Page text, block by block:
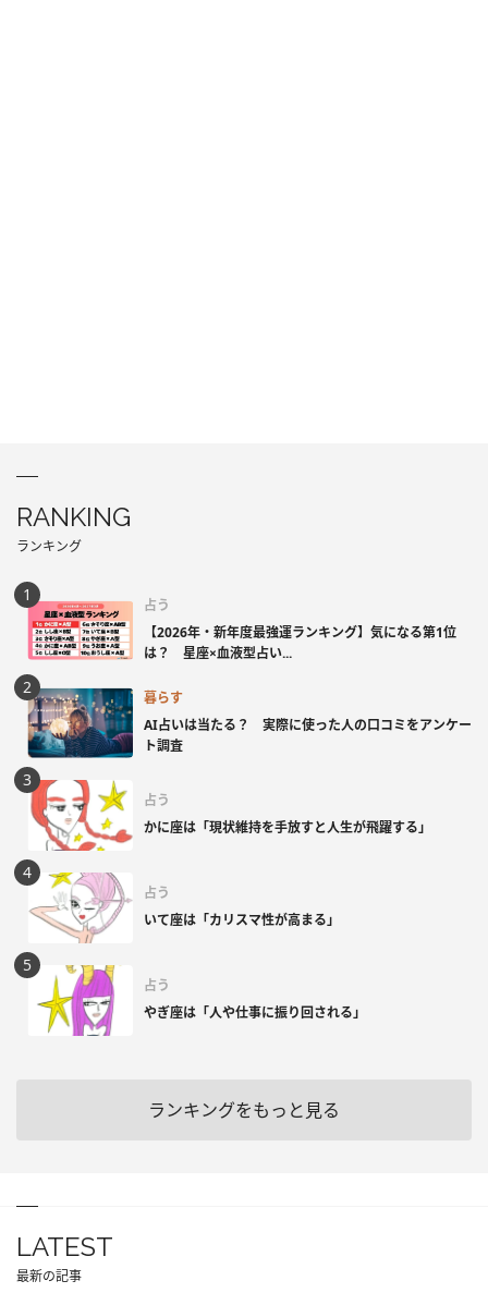
RANKING
ランキング
占う
【2026年・新年度最強運ランキング】気になる第1位
は？ 星座×血液型占い...
暮らす
AI占いは当たる？ 実際に使った人の口コミをアンケー
ト調査
占う
かに座は「現状維持を手放すと人生が飛躍する」
占う
いて座は「カリスマ性が高まる」
占う
やぎ座は「人や仕事に振り回される」
ランキングをもっと見る
LATEST
最新の記事